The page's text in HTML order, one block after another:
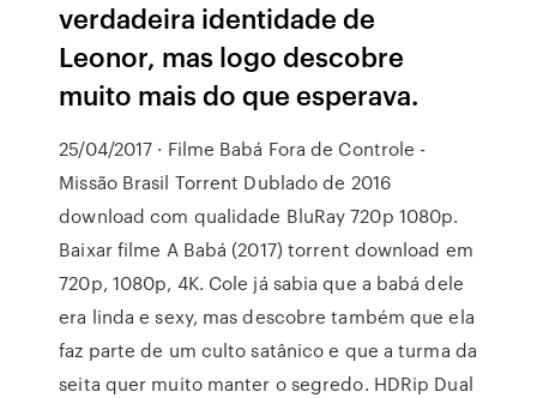
verdadeira identidade de
Leonor, mas logo descobre
muito mais do que esperava.
25/04/2017 · Filme Babá Fora de Controle -
Missão Brasil Torrent Dublado de 2016
download com qualidade BluRay 720p 1080p.
Baixar filme A Babá (2017) torrent download em
720p, 1080p, 4K. Cole já sabia que a babá dele
era linda e sexy, mas descobre também que ela
faz parte de um culto satânico e que a turma da
seita quer muito manter o segredo. HDRip Dual